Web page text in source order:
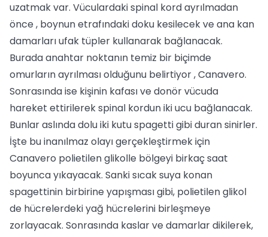
uzatmak var. Vüculardaki spinal kord ayrılmadan
önce , boynun etrafındaki doku kesilecek ve ana kan
damarları ufak tüpler kullanarak bağlanacak.
Burada anahtar noktanın temiz bir biçimde
omurların ayrılması olduğunu belirtiyor , Canavero.
Sonrasında ise kişinin kafası ve donör vücuda
hareket ettirilerek spinal kordun iki ucu bağlanacak.
Bunlar aslında dolu iki kutu spagetti gibi duran sinirler.
İşte bu inanılmaz olayı gerçekleştirmek için
Canavero polietilen glikolle bölgeyi birkaç saat
boyunca yıkayacak. Sanki sıcak suya konan
spagettinin birbirine yapışması gibi, polietilen glikol
de hücrelerdeki yağ hücrelerini birleşmeye
zorlayacak. Sonrasında kaslar ve damarlar dikilerek,